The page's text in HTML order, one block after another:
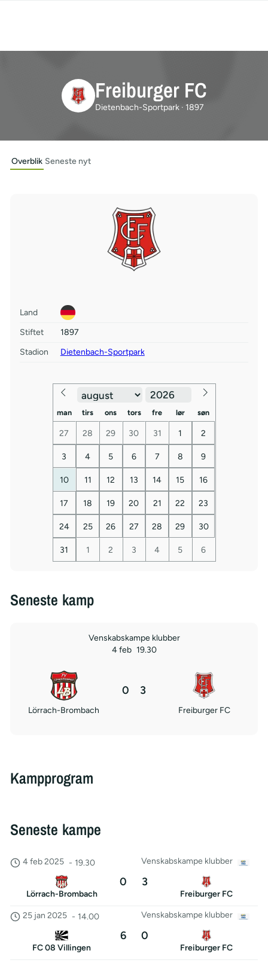
Freiburger FC
Dietenbach-Sportpark · 1897
Overblik Seneste nyt
Land
Stiftet
1897
Stadion
Dietenbach-Sportpark
man tirs ons tors fre lør søn
27 28 29 30 31 1 2
3 4 5 6 7 8 9
10 11 12 13 14 15 16
17 18 19 20 21 22 23
24 25 26 27 28 29 30
31 1 2 3 4 5 6
Seneste kamp
Venskabskampe klubber
4 feb 19.30
Lörrach-Brombach
0 3
Freiburger FC
Kampprogram
Seneste kampe
Venskabskampe klubber
4 feb 2025 - 19.30
Lörrach-Brombach
0 3
Freiburger FC
Venskabskampe klubber
25 jan 2025 - 14.00
FC 08 Villingen
6 0
Freiburger FC